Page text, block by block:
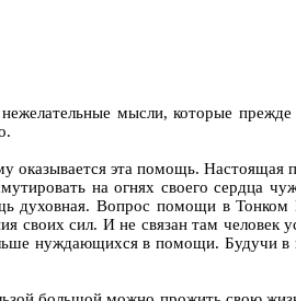
мысли, которые прежде
оказывается эта помощь.
на огнях своего сердца
духовная. Вопрос помощи в
сил. И не связан там человек
нуждающихся в помощи. Будучи в